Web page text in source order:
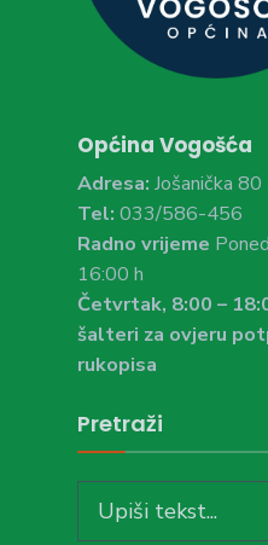
Općina Vogošća
Adresa: Jošanička
Tel: 033/586-456
Radno vrijeme
16:00 h
Četvrtak, 8:00 –
šalteri za ovjeru
rukopisa
Pretraži
for: